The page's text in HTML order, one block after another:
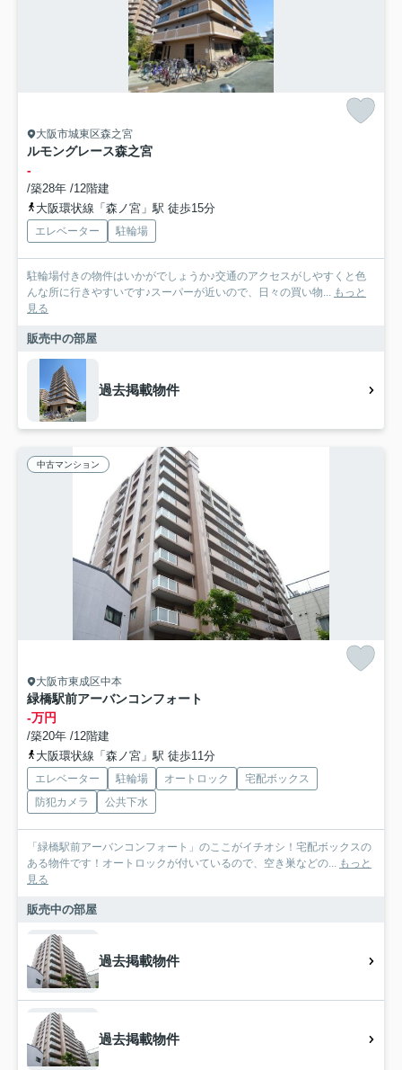
大阪市城東区森之宮
ルモングレース森之宮
-
/築28年 /12階建
大阪環状線「森ノ宮」駅 徒歩15分
エレベーター 駐輪場
駐輪場付きの物件はいかがでしょうか♪交通のアクセスがしやすくと色
んな所に行きやすいです♪スーパーが近いので、日々の買い物... もっと
見る
販売中の部屋
過去掲載物件
中古マンション
大阪市東成区中本
緑橋駅前アーバンコンフォート
-万円
/築20年 /12階建
大阪環状線「森ノ宮」駅 徒歩11分
エレベーター 駐輪場 オートロック
宅配ボックス
防犯カメラ
公共下水
「緑橋駅前アーバンコンフォート」のここがイチオシ！宅配ボックスの
ある物件です！オートロックが付いているので、空き巣などの... もっと
見る
販売中の部屋
過去掲載物件
過去掲載物件